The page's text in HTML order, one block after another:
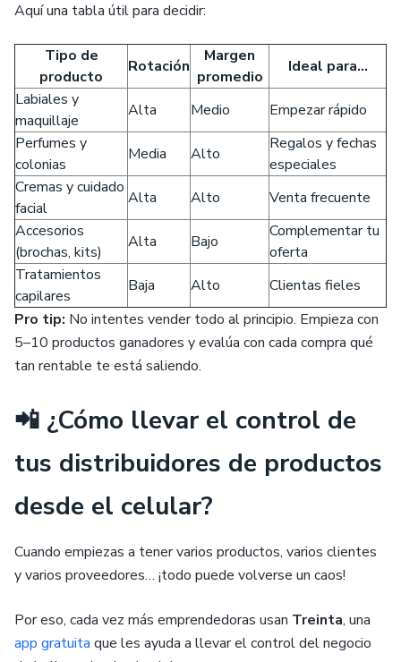
Aquí una tabla útil para decidir:
Tipo de
producto
Rotación
Margen
promedio
Ideal para...
Labiales y
maquillaje
Alta Medio
Empezar rápido
Perfumes y
colonias
Media Alto
Regalos y fechas
especiales
Cremas y cuidado
facial
Alta Alto
Venta frecuente
Accesorios
(brochas, kits)
Alta Bajo
Complementar tu
oferta
Tratamientos
capilares
Baja Alto
Clientas fieles
Pro tip: No intentes vender todo al principio. Empieza con
5–10 productos ganadores y evalúa con cada compra qué
tan rentable te está saliendo.
📲 ¿Cómo llevar el control de
tus distribuidores de productos
desde el celular?
Cuando empiezas a tener varios productos, varios clientes
y varios proveedores… ¡todo puede volverse un caos!
Por eso, cada vez más emprendedoras usan Treinta, una
app gratuita que les ayuda a llevar el control del negocio